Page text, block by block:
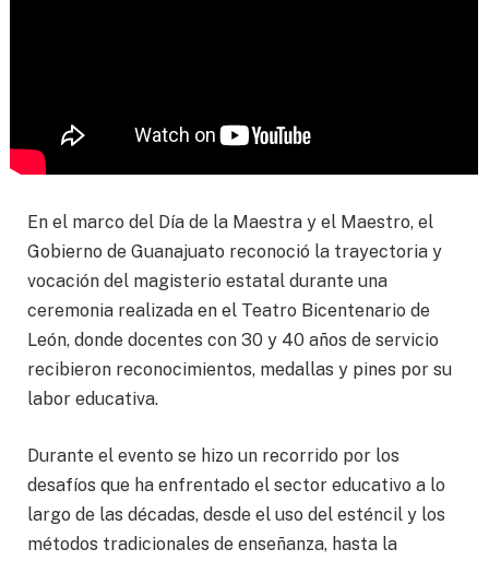
En el marco del Día de la Maestra y el Maestro, el
Gobierno de Guanajuato reconoció la trayectoria y
vocación del magisterio estatal durante una
ceremonia realizada en el Teatro Bicentenario de
León, donde docentes con 30 y 40 años de servicio
recibieron reconocimientos, medallas y pines por su
labor educativa.
Durante el evento se hizo un recorrido por los
desafíos que ha enfrentado el sector educativo a lo
largo de las décadas, desde el uso del esténcil y los
métodos tradicionales de enseñanza, hasta la